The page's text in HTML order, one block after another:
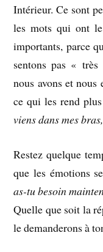
Intérieur. Ce sont
les mots qui ont
importants, parce
sentons pas «
nous avons et nous
ce qui les rend
viens dans mes
Restez quelque
que les émotions
as-tu besoin
Quelle que soit la
le demanderons à